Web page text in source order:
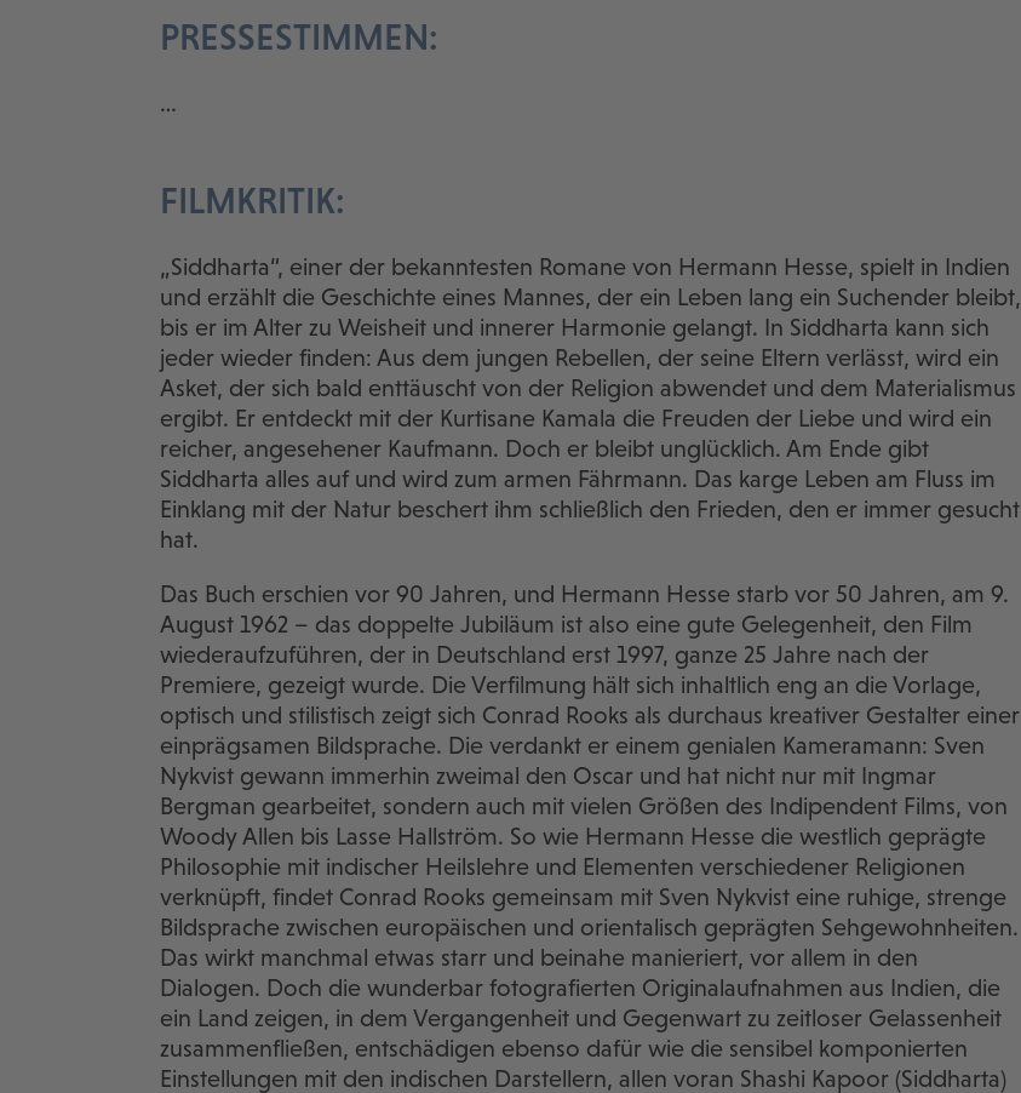
PRESSESTIMMEN:
…
FILMKRITIK:
„Siddharta“, einer der bekanntesten Romane von Hermann Hesse, spielt in Indien
und erzählt die Geschichte eines Mannes, der ein Leben lang ein Suchender bleibt,
bis er im Alter zu Weisheit und innerer Harmonie gelangt. In Siddharta kann sich
jeder wieder finden: Aus dem jungen Rebellen, der seine Eltern verlässt, wird ein
Asket, der sich bald enttäuscht von der Religion abwendet und dem Materialismus
ergibt. Er entdeckt mit der Kurtisane Kamala die Freuden der Liebe und wird ein
reicher, angesehener Kaufmann. Doch er bleibt unglücklich. Am Ende gibt
Siddharta alles auf und wird zum armen Fährmann. Das karge Leben am Fluss im
Einklang mit der Natur beschert ihm schließlich den Frieden, den er immer gesucht
hat.
Das Buch erschien vor 90 Jahren, und Hermann Hesse starb vor 50 Jahren, am 9.
August 1962 – das doppelte Jubiläum ist also eine gute Gelegenheit, den Film
wiederaufzuführen, der in Deutschland erst 1997, ganze 25 Jahre nach der
Premiere, gezeigt wurde. Die Verfilmung hält sich inhaltlich eng an die Vorlage,
optisch und stilistisch zeigt sich Conrad Rooks als durchaus kreativer Gestalter einer
einprägsamen Bildsprache. Die verdankt er einem genialen Kameramann: Sven
Nykvist gewann immerhin zweimal den Oscar und hat nicht nur mit Ingmar
Bergman gearbeitet, sondern auch mit vielen Größen des Indipendent Films, von
Woody Allen bis Lasse Hallström. So wie Hermann Hesse die westlich geprägte
Philosophie mit indischer Heilslehre und Elementen verschiedener Religionen
verknüpft, findet Conrad Rooks gemeinsam mit Sven Nykvist eine ruhige, strenge
Bildsprache zwischen europäischen und orientalisch geprägten Sehgewohnheiten.
Das wirkt manchmal etwas starr und beinahe manieriert, vor allem in den
Dialogen. Doch die wunderbar fotografierten Originalaufnahmen aus Indien, die
ein Land zeigen, in dem Vergangenheit und Gegenwart zu zeitloser Gelassenheit
zusammenfließen, entschädigen ebenso dafür wie die sensibel komponierten
Einstellungen mit den indischen Darstellern, allen voran Shashi Kapoor (Siddharta)